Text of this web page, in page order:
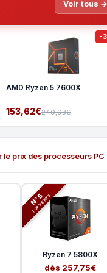
Voir tous →
-
AMD Ryzen 5 7600X
153,62€240,93€
le prix des processeurs
N°5
TOP VENTE
Ryzen 7 5800X
dès 257,75€